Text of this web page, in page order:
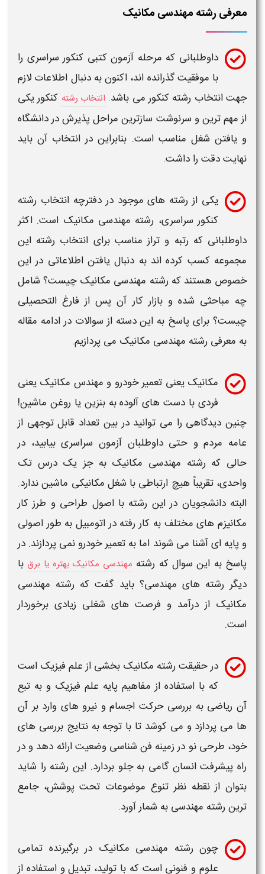
معرفی رشته مهندسی مکانیک
داوطلبانی که مرحله آزمون کتبی کنکور سراسری را
با موفقیت گذرانده اند، اکنون به دنبال اطلاعات لازم
جهت انتخاب رشته کنکور می باشد. انتخاب رشته کنکور یکی
از مهم ترین و سرنوشت سازترین مراحل پذیرش در دانشگاه
و یافتن شغل مناسب است. بنابراین در انتخاب آن باید
نهایت دقت را داشت.
یکی از رشته های موجود در دفترچه انتخاب رشته
کنکور سراسری، رشته مهندسی مکانیک است. اکثر
داوطلبانی که رتبه و تراز مناسب برای انتخاب رشته این
مجموعه کسب کرده اند به دنبال یافتن اطلاعاتی در این
خصوص هستند که رشته مهندسی مکانیک چیست؟ شامل
چه مباحثی شده وبازار کار آن پس از فارغ التحصیلی
چیست؟ برای پاسخ به این دسته از سوالات در ادامه مقاله
به معرفی رشته مهندسی مکانیک می پردازیم.
مکانیکیعنی تعمیر خودرو و مهندس مکانیک یعنی
فردی با دست های آلوده به بنزین یا روغن ماشین!
چنین دیدگاهی را می توانید در بین تعداد قابل توجهی از
عامه مردم و حتی داوطلبان آزمون سراسری بیابید، در
حالی که رشته مهندسی مکانیکبه جز یک درس تک
واحدی، تقریباً هیچ ارتباطی با شغل مکانیکی ماشین ندارد.
البته دانشجویان در این رشته با اصول طراحی و طرز کار
مکانیزم های مختلف به کار رفته در اتومبیل به طور اصولی
و پایه ای آشنا می شوند اما به تعمیر خودرو نمی پردازند. در
پاسخ به این سوال که رشته مهندسی مکانیک بهتره یا برق با
دیگر رشته های مهندسی؟ باید گفت که رشته مهندسی
مکانیک از درآمد و فرصت های شغلی زیادی برخوردار
است.
در حقیقت رشته مکانیک بخشی از علم فیزیک است
که با استفاده از مفاهیم پایه علم فیزیک و به تبع
آن ریاضی به بررسی حرکت اجسام و نیرو های وارد بر آن
ها می پردازد و می کوشد تا با توجه به نتایج بررسی های
خود، طرحی نو در زمینه فن شناسی وضعیت ارائه دهد و در
راه پیشرفت انسان گامی به جلو بردارد. این رشته را شاید
بتوان از نقطه نظر تنوع موضوعات تحت پوشش، جامع
ترین رشته مهندسی به شمار آورد.
چون رشته مهندسی مکانیک در برگیرنده تمامی
علوم و فنونی است که با تولید، تبدیل و استفاده از